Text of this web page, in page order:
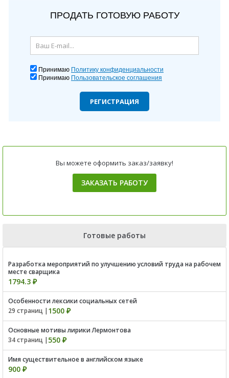
ПРОДАТЬ ГОТОВУЮ РАБОТУ
Принимаю Политику конфиденциальности
Принимаю Пользовательское соглашения
РЕГИСТРАЦИЯ
Вы можете оформить заказ/заявку!
ЗАКАЗАТЬ РАБОТУ
Готовые работы
Разработка мероприятий по улучшению условий труда на рабочем
месте сварщика
1794.3 ₽
Особенности лексики социальных сетей
29 страниц | 1500 ₽
Основные мотивы лирики Лермонтова
34 страниц | 550 ₽
Имя существительное в английском языке
900 ₽